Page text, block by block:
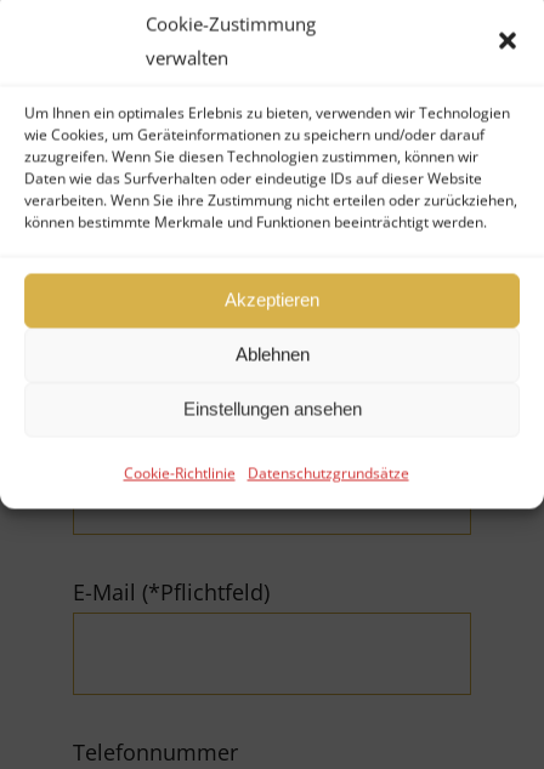
Cookie-Zustimmung
verwalten
Um Ihnen ein optimales Erlebnis zu bieten, verwenden wir Technologien
wie Cookies, um Geräteinformationen zu speichern und/oder darauf
zuzugreifen. Wenn Sie diesen Technologien zustimmen, können wir
Daten wie das Surfverhalten oder eindeutige IDs auf dieser Website
verarbeiten. Wenn Sie ihre Zustimmung nicht erteilen oder zurückziehen,
können bestimmte Merkmale und Funktionen beeinträchtigt werden.
Akzeptieren
Ablehnen
Einstellungen ansehen
Cookie-Richtlinie Datenschutzgrundsätze
Ihr Vorname (*Pflichtfeld)
E-Mail (*Pflichtfeld)
Telefonnummer